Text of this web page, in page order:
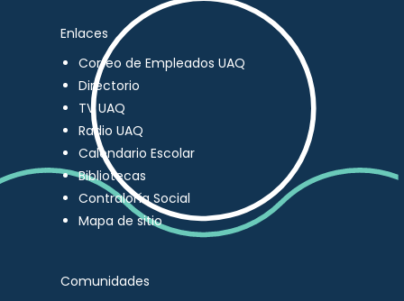
Enlaces
Correo de Empleados UAQ
Directorio
TV UAQ
Radio UAQ
Calendario Escolar
Bibliotecas
Contraloría Social
Mapa de sitio
Comunidades